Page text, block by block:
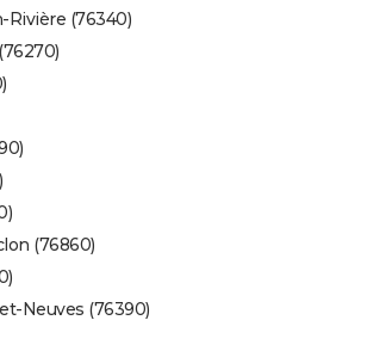
Rivière (76340)
(76860)
Neuves (76390)